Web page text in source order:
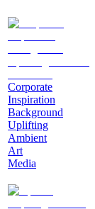
Corporate
Inspiration
Background
Uplifting
Ambient
Art
Media